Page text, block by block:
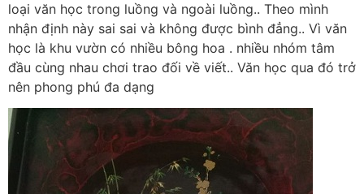
loại văn học trong luồng và ngoài luồng.. Theo mình
nhận định này sai sai và không được bình đẳng.. Vì văn
học là khu vườn có nhiều bông hoa . nhiều nhóm tâm
đầu cùng nhau chơi trao đối về viết.. Văn học qua đó trở
nên phong phú đa dạng